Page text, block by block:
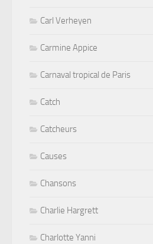
Carl Verheyen
Carmine Appice
Carnaval tropical de Paris
Catch
Catcheurs
Causes
Chansons
Charlie Hargrett
Charlotte Yanni